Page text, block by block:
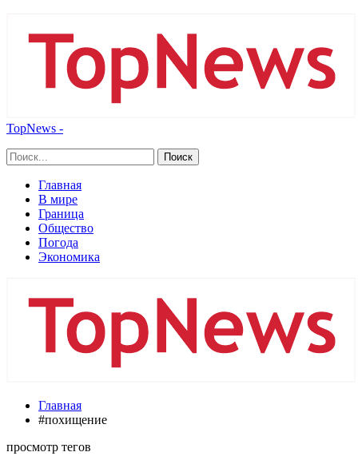
TopNews -
Главная
В мире
Граница
Общество
Погода
Экономика
Главная
#похищение
просмотр тегов